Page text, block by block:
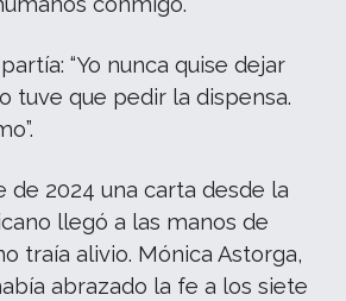
“Yo nunca quise dejar
tuve que pedir la dispensa.
de 2024 una carta desde la
llegó a las manos de
traía alivio. Mónica Astorga,
abrazado la fe a los siete